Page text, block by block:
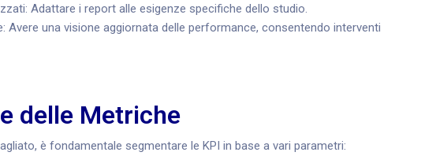
Adattare i report alle esigenze specifiche dello studio.
Avere una visione aggiornata delle performance, consentendo interventi
delle Metriche
è fondamentale segmentare le KPI in base a vari parametri: